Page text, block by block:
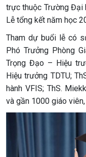
trực thuộc Trường Đại
Lễ tổng kết năm học
Tham dự buổi lễ có
Phó Trưởng Phòng
Trọng Đạo – Hiệu
Hiệu trưởng TDTU;
hành VFIS; ThS.
và gần 1000 giáo